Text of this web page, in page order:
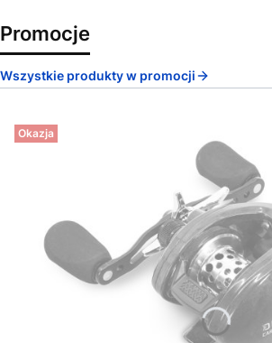
Promocje
Wszystkie produkty w promocji
Okazja